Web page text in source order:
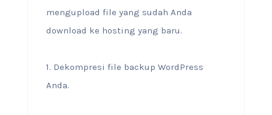
mengupload file yang sudah Anda
download ke hosting yang baru.
1. Dekompresi file backup WordPress
Anda.